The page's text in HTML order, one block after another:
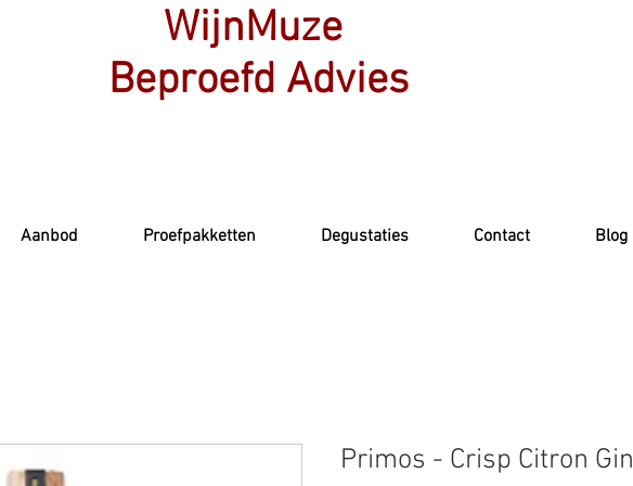
WijnMuze
Beproefd Advies
Aanbod Proefpakketten Degustaties Contact Blog
Primos - Crisp Citron Gin